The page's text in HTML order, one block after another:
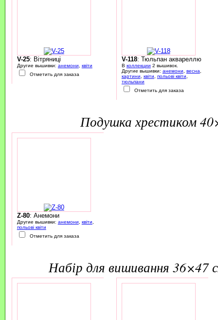
V-25: Вітряниці
Другие вышивки: анемони
квіти
Отметить для заказа
V-118: Тюльпан аквареллю
В коллекции 2 вышивок.
Другие вышивки: анемони весна
картини
квіти польові квіти
тюльпани
Отметить для заказа
подушка хрестиком
Z-80: Анемони
Другие вышивки: анемони квіти
польові квіти
Отметить для заказа
набір для вишивання